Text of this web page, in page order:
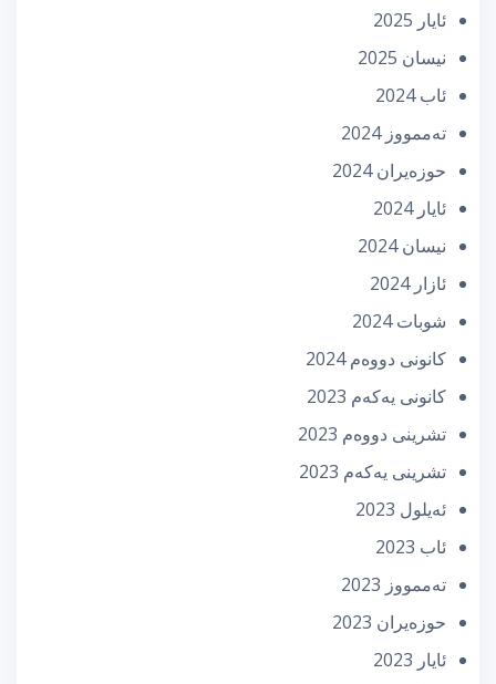
ئایار 2025
نیسان 2025
ئاب 2024
تەممووز 2024
حوزه‌یران 2024
ئایار 2024
نیسان 2024
ئازار 2024
شوبات 2024
كانونی دووه‌م 2024
كانونی یه‌كه‌م 2023
تشرینی دووه‌م 2023
تشرینی یه‌كه‌م 2023
ئه‌یلول 2023
ئاب 2023
تەممووز 2023
حوزه‌یران 2023
ئایار 2023